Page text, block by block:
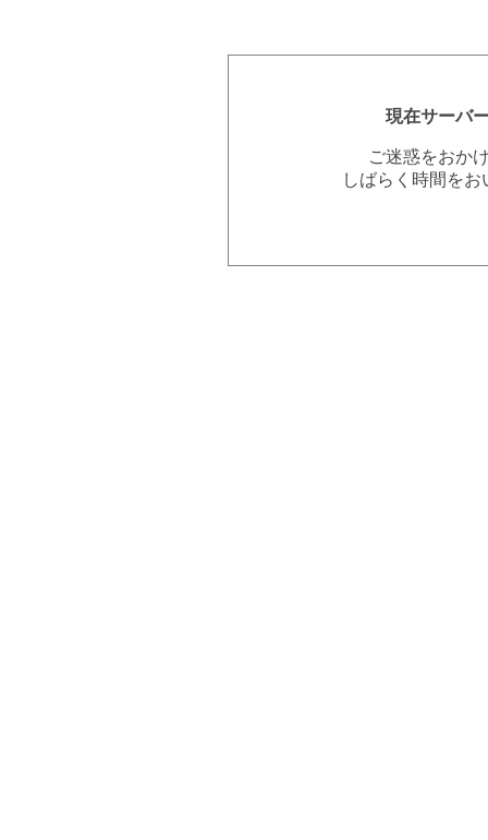
現在サーバ
ご迷惑をおか
しばらく時間を